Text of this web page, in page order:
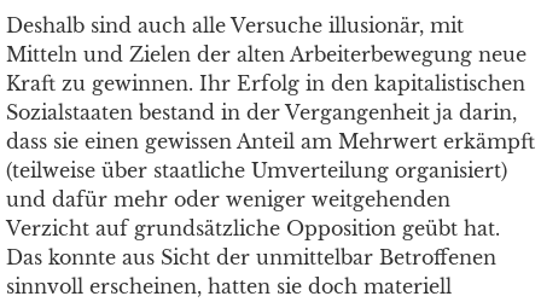
Deshalb sind auch alle Versuche illusionär, mit
Mitteln und Zielen der alten Arbeiterbewegung neue
Kraft zu gewinnen. Ihr Erfolg in den kapitalistischen
Sozialstaaten bestand in der Vergangenheit ja darin,
dass sie einen gewissen Anteil am Mehrwert erkämpft
(teilweise über staatliche Umverteilung organisiert)
und dafür mehr oder weniger weitgehenden
Verzicht auf grundsätzliche Opposition geübt hat.
Das konnte aus Sicht der unmittelbar Betroffenen
sinnvoll erscheinen, hatten sie doch materiell